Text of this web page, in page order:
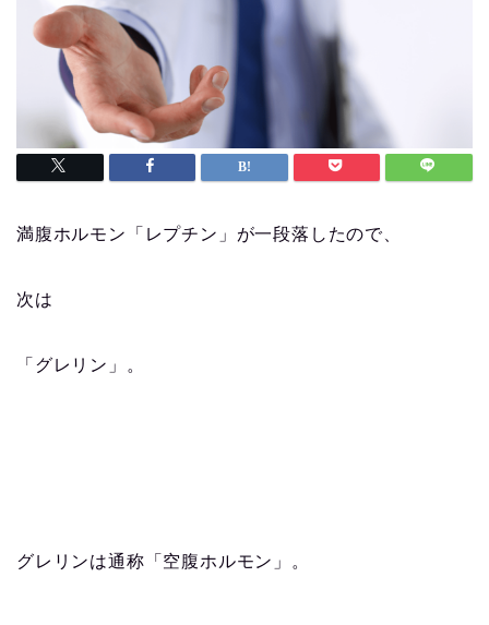
満腹ホルモン「レプチン」が一段落したので、
次は
「グレリン」。
グレリンは通称「空腹ホルモン」。